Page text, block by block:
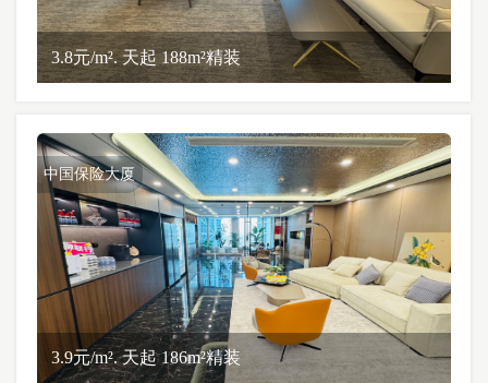
3.8元/m². 天起 188m²精装
中国保险大厦
3.9元/m². 天起 186m²精装